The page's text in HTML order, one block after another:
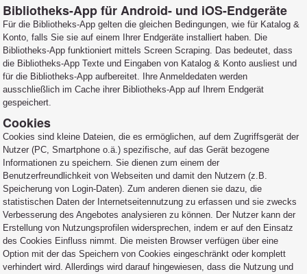
Bibliotheks-App für Android- und iOS-Endgeräte
Für die Bibliotheks-App gelten die gleichen Bedingungen, wie für Katalog &
Konto, falls Sie sie auf einem Ihrer Endgeräte installiert haben. Die
Bibliotheks-App funktioniert mittels Screen Scraping. Das bedeutet, dass
die Bibliotheks-App Texte und Eingaben von Katalog & Konto ausliest und
für die Bibliotheks-App aufbereitet. Ihre Anmeldedaten werden
ausschließlich im Cache ihrer Bibliotheks-App auf Ihrem Endgerät
gespeichert.
Cookies
Cookies sind kleine Dateien, die es ermöglichen, auf dem Zugriffsgerät der
Nutzer (PC, Smartphone o.ä.) spezifische, auf das Gerät bezogene
Informationen zu speichern. Sie dienen zum einem der
Benutzerfreundlichkeit von Webseiten und damit den Nutzern (z.B.
Speicherung von Login-Daten). Zum anderen dienen sie dazu, die
statistischen Daten der Internetseitennutzung zu erfassen und sie zwecks
Verbesserung des Angebotes analysieren zu können. Der Nutzer kann der
Erstellung von Nutzungsprofilen widersprechen, indem er auf den Einsatz
des Cookies Einfluss nimmt. Die meisten Browser verfügen über eine
Option mit der das Speichern von Cookies eingeschränkt oder komplett
verhindert wird. Allerdings wird darauf hingewiesen, dass die Nutzung und